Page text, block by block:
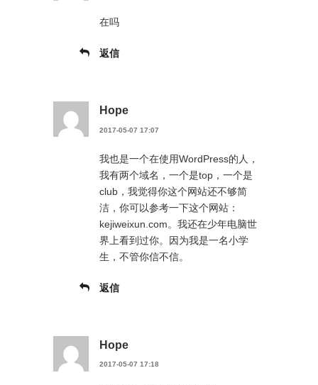
在吗
返信
Hope
2017-05-07 17:07
我也是一个在使用WordPress的人，
我有两个域名，一个是top，一个是
club，我觉得你这个网站还不够简
洁，你可以参考一下这个网站：
kejiweixun.com。我还在少年电脑世
界上看到过你。因为我是一名小学
生，不管你信不信。
返信
Hope
2017-05-07 17:18